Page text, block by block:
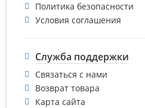
Политика безопасности
Условия соглашения
Служба поддержки
Связаться с нами
Возврат товара
Карта сайта